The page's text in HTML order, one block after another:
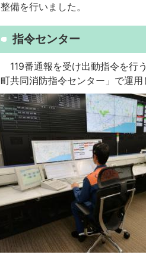
整備を行いました。
指令センター
119番通報を受け出動指令を行
町共同消防指令センター」で運用